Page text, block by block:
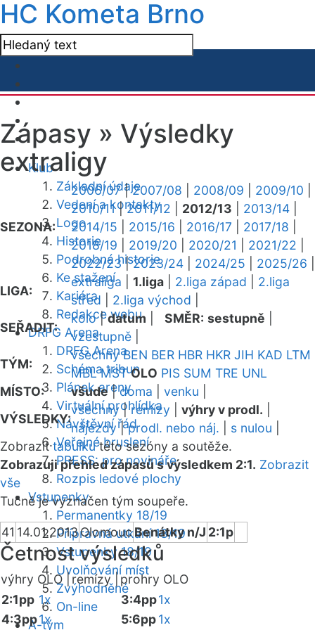
HC Kometa Brno
Klub
Základní údaje
Vedení a kontakty
Logo
Historie
Podrobná historie
Ke stažení
Kariéra
Redakce webu
DRFG Arena
DRFG Arena
Schéma tribun
Plánek areny
Virtuální prohlídka
Návštěvní řád
Veřejné bruslení
PRESS: pro novináře
Rozpis ledové plochy
Vstupenky
Permanentky 18/19
Přípravná utkání 18/19
Vstupenky 18/19
Uvolňování míst
Zvýhodněné
On-line
A-tým
Zápasy » Výsledky
extraligy
SEZONA:
2006/07|2007/08 2008/09 2009/10
2010/11|2011/12 2012/13 2013/14
2014/15
2015/16 2016/17 2017/18
2018/19
2019/20 2020/21 2021/22
2022/23|2023/24 2024/25 2025/26
LIGA:
extraliga 1.liga 2.liga západ
2.liga
střed
2.liga východ
SEŘADIT:
kolo|datum SMĚR: sestupně
vzestupně
TÝM:
všechny BEN BER HBR HKR JIH KAD LTM
MBL MST OLO PIS SUM TRE UNL
MÍSTO:
všude|doma venku
VÝSLEDKY:
všechny|remízy výhry v prodl.
nájezdy|prodl. nebo náj. s nulou
Zobrazittabulkutéto sezóny a soutěže.
Zobrazuji přehled zápasů s výsledkem 2:1. Zobrazit
vše
Tučně je vyznačen tým soupeře.
41 14.01.2013OlomoucBenátky n/J 2:1p
Četnost výsledků
výhry OLO |remízy |prohry OLO
2:1pp 1x
4:3pp1x
3:4pp1x
5:6pp1x